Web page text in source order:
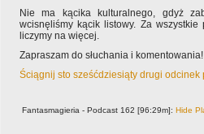
Nie ma kącika kulturalnego, gdyż
wcisnęliśmy kącik listowy. Za
liczymy na więcej.
Zapraszam do słuchania i komentowania!
Ściągnij sto sześćdziesiąty drugi odcinek
Fantasmagieria - Podcast 162 [96:29m]: Hide